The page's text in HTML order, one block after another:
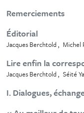
Remerciements
Éditorial
Jacques Berchtold Michel
Lire enfin la
Jacques Berchtold Séité
I. Dialogues,